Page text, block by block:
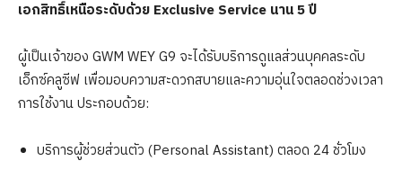
เอกสิทธิ์เหนือระดับด้วย Exclusive Service นาน 5 ปี
ผู้เป็นเจ้าของ GWM WEY G9 จะได้รับบริการดูแลส่วนบุคคลระดับ
เอ็กซ์คลูซีฟ เพื่อมอบความสะดวกสบายและความอุ่นใจตลอดช่วงเวลา
การใช้งาน ประกอบด้วย:
บริการผู้ช่วยส่วนตัว (Personal Assistant) ตลอด 24 ชั่วโมง